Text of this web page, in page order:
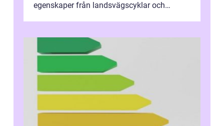
egenskaper från landsvägscyklar och